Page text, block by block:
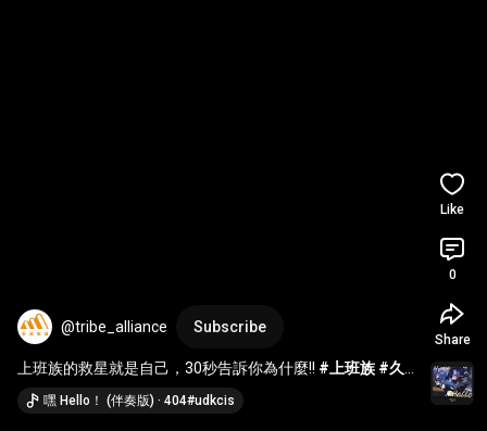
@tribe_alliance Subscribe
上班族的救星就是自己，30秒告訴你為什麼!! #上班族 #久
坐#台中#健身#推薦#部落聯盟
嘿 Hello！ (伴奏版) · 404#udkcis
Like
0
Share